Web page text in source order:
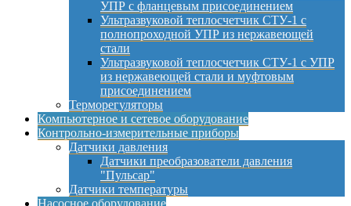
УПР с фланцевым присоединением
Ультразвуковой теплосчетчик СТУ-1 с
полнопроходной УПР из нержавеющей
стали
Ультразвуковой теплосчетчик СТУ-1 с УПР
из нержавеющей стали и муфтовым
присоединением
Терморегуляторы
Компьютерное и сетевое оборудование
Контрольно-измерительные приборы
Датчики давления
Датчики преобразователи давления
"Пульсар"
Датчики температуры
Насосное оборудование